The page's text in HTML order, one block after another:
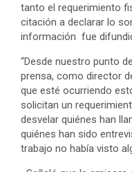
tanto el requerimiento
citación a declarar lo
información fue
“Desde nuestro punto
prensa, como director
que esté ocurriendo
solicitan un
desvelar quiénes han
quiénes han sido
trabajo no había visto